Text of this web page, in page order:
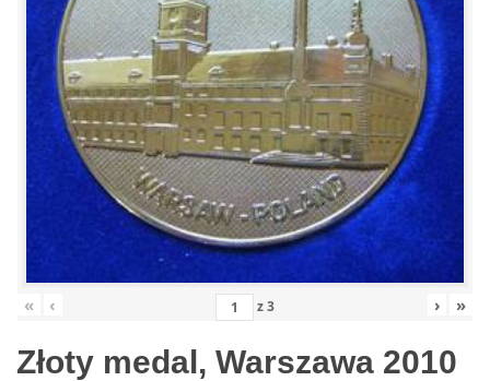
« ‹ z3 › »
Złoty medal, Warszawa 2010